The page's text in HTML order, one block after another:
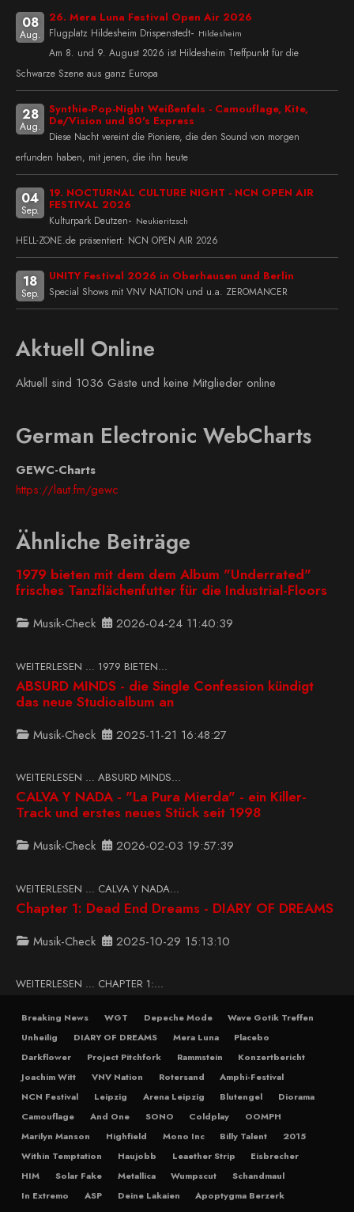
08
Aug.
26. Mera Luna Festival Open Air 2026
Flugplatz Hildesheim Drispenstedt- Hildesheim
Am 8. und 9. August 2026 ist Hildesheim Treffpunkt für die
Schwarze Szene aus ganz Europa
28
Aug.
Synthie-Pop-Night Weißenfels - Camouflage, Kite,
De/Vision und 80's Express
Diese Nacht vereint die Pioniere, die den Sound von morgen
erfunden haben, mit jenen, die ihn heute
04
Sep.
19. NOCTURNAL CULTURE NIGHT - NCN OPEN AIR
FESTIVAL 2026
Kulturpark Deutzen- Neukieritzsch
HELL-ZONE.de präsentiert: NCN OPEN AIR 2026
18
Sep.
UNITY Festival 2026 in Oberhausen und Berlin
Special Shows mit VNV NATION und u.a. ZEROMANCER
Aktuell Online
Aktuell sind 1036 Gäste und keine Mitglieder online
German Electronic WebCharts
GEWC-Charts
https://laut.fm/gewc
Ähnliche Beiträge
1979 bieten mit dem dem Album "Underrated"
frisches Tanzflächenfutter für die Industrial-Floors
Musik-Check 2026-04-24 11:40:39
WEITERLESEN … 1979 BIETEN...
ABSURD MINDS - die Single Confession kündigt
das neue Studioalbum an
Musik-Check 2025-11-21 16:48:27
WEITERLESEN … ABSURD MINDS...
CALVA Y NADA - "La Pura Mierda" - ein Killer-
Track und erstes neues Stück seit 1998
Musik-Check 2026-02-03 19:57:39
WEITERLESEN … CALVA Y NADA...
Chapter 1: Dead End Dreams - DIARY OF DREAMS
Musik-Check 2025-10-29 15:13:10
WEITERLESEN … CHAPTER 1:...
Breaking News WGT Depeche Mode
Wave Gotik Treffen
Unheilig
DIARY OF DREAMS Mera Luna
Placebo
Darkflower
Project Pitchfork Rammstein
Konzertbericht
Joachim Witt
VNV Nation Rotersand
Amphi-Festival
NCN Festival
Leipzig Arena Leipzig Blutengel
Diorama
Camouflage
And One SONO Coldplay
OOMPH
Marilyn Manson
Highfield Mono Inc Billy Talent
2015
Within Temptation
Haujobb Leaether Strip
Eisbrecher
HIM
Solar Fake Metallica Wumpscut
Schandmaul
In Extremo
ASP Deine Lakaien
Apoptygma Berzerk